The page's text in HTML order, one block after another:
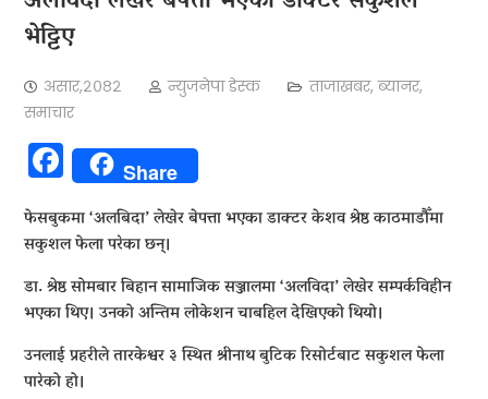
भेट्टिए
असार,२०८२ न्युजनेपा डेस्क ताजाखबर,ब्यानर,
समाचार
Facebook
Share
फेसबुकमा ‘अलबिदा’ लेखेर बेपत्ता भएका डाक्टर केशव श्रेष्ठ काठमाडौँमा
सकुशल फेला परेका छन्।
डा. श्रेष्ठ सोमबार बिहान सामाजिक सञ्जालमा ‘अलविदा’ लेखेर सम्पर्कविहीन
भएका थिए। उनको अन्तिम लोकेशन चाबहिल देखिएको थियो।
उनलाई प्रहरीले तारकेश्वर ३ स्थित श्रीनाथ बुटिक रिसोर्टबाट सकुशल फेला
पारेको हो।